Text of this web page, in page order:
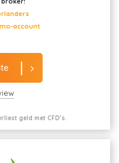
account
geld met CFD’s.